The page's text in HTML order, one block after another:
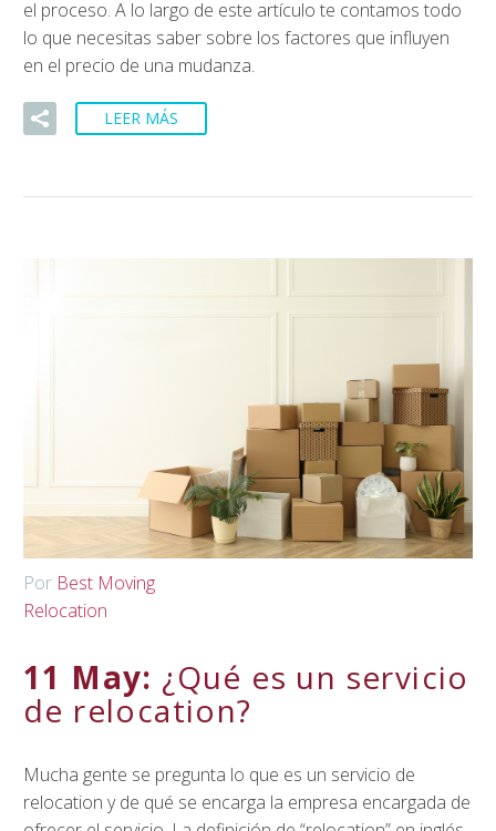
el proceso. A lo largo de este artículo te contamos todo
lo que necesitas saber sobre los factores que influyen
en el precio de una mudanza.
LEER MÁS
Por Best Moving
Relocation
11 May: ¿Qué es un servicio
de relocation?
Mucha gente se pregunta lo que es un servicio de
relocation y de qué se encarga la empresa encargada de